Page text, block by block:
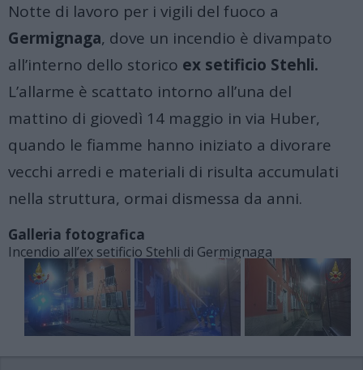
Notte di lavoro per i vigili del fuoco a
Germignaga, dove un incendio è divampato
all’interno dello storico ex setificio Stehli.
L’allarme è scattato intorno all’una del
mattino di giovedì 14 maggio in via Huber,
quando le fiamme hanno iniziato a divorare
vecchi arredi e materiali di risulta accumulati
nella struttura, ormai dismessa da anni.
Galleria fotografica
Incendio all’ex setificio Stehli di Germignaga